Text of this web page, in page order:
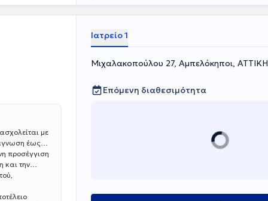
από το
με
έως
προσέγγιση
και την
Ιατρείο 1
Μιχαλακοπούλου 27, Αμπελόκηποι, ΑΤΤΙΚΗ
Επόμενη διαθεσιμότητα